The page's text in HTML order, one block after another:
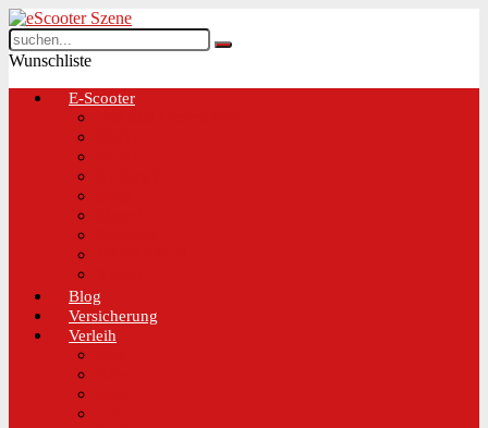
Wunschliste
E-Scooter
Blog
Versicherung
Verleih